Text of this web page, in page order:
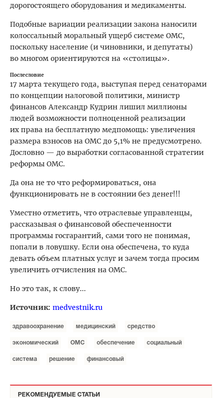
дорогостоящего оборудования и медикаменты.
Подобные вариации реализации закона наносили
колоссальный моральный ущерб системе ОМС,
поскольку население (и чиновники, и депутаты)
во многом ориентируются на «столицы».
Послесловие
17 марта текущего года, выступая перед сенаторами
по концепции налоговой политики, министр
финансов Александр Кудрин лишил миллионы
людей возможности полноценной реализации
их права на бесплатную медпомощь: увеличения
размера взносов на ОМС до 5,1% не предусмотрено.
Дословно — до выработки согласованной стратегии
реформы ОМС.
Да она не то что реформироваться, она
функционировать не в состоянии без денег!!!
Уместно отметить, что отраслевые управленцы,
рассказывая о финансовой обеспеченности
программы госгарантий, сами того не понимая,
попали в ловушку. Если она обеспечена, то куда
девать объем платных услуг и зачем тогда просим
увеличить отчисления на ОМС.
Но это так, к слову…
Источник: medvestnik.ru
здравоохранение медицинский средство
экономический ОМС обеспечение социальный
система решение финансовый
РЕКОМЕНДУЕМЫЕ СТАТЬИ